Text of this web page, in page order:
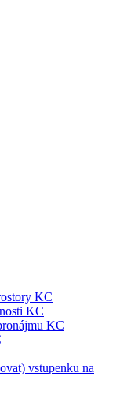
KC
KC
KC
vstupenku na